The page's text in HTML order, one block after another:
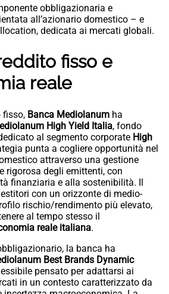
obbligazionaria e
all’azionario domestico – e
dedicata ai mercati globali.
fisso e
reale
fisso, Banca Mediolanum ha
High Yield Italia, fondo
al segmento corporate High
punta a cogliere opportunità nel
attraverso una gestione
rigorosa degli emittenti, con
finanziaria e alla sostenibilità. Il
con un orizzonte di medio-
rischio/rendimento più elevato,
al tempo stesso il
reale italiana.
la banca ha
Best Brands Dynamic
pensato per adattarsi ai
in un contesto caratterizzato da